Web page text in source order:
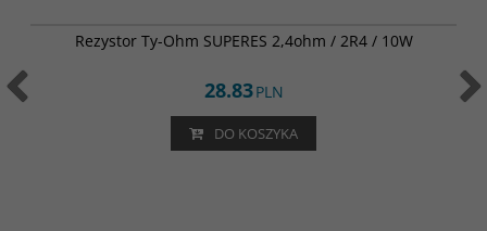
Rezystor Ty-Ohm SUPERES 2,4ohm / 2R4 / 10W
28.83PLN
DO KOSZYKA